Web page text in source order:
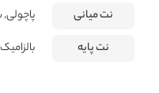
نت میانی
نت پایه